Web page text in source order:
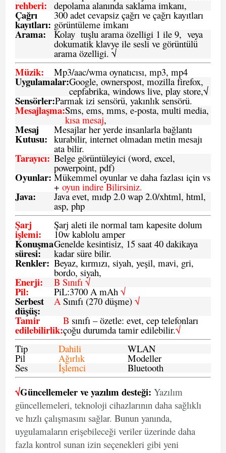
rehberi: depolama alanında saklama imkanı,
Çağrı
kayıtları:
300 adet cevapsiz çağrı ve çağrı kayıtları
görüntüleme imkanı
Arama: Kolay tuşlu arama özelligi 1 ile 9, veya
dokumatik klavye ile sesli ve görüntülü
arama özelligi. √
Müzik: Mp3/aac/wma oynatıcısı, mp3, mp4
Uygulamalar:Google, ownerspost, mozilla firefox,
cepfabrika, windows live, play store,√
Sensörler:Parmak izi sensörü, yakınlık sensörü.
Mesajlaşma:Sms, ems, mms, e-posta, multi media,
kısa mesaj,
Mesaj
Kutusu:
Mesajlar her yerde insanlarla bağlantı
kurabilir, internet olmadan metin mesajı
ata bilir.
Tarayıcı: Belge görüntüleyici (word, excel,
powerpoint, pdf)
Oyunlar: Mükemmel oyunlar ve daha fazlası için vs
+ oyun indire Bilirsiniz.
Java: Java evet, mıdp 2.0 wap 2.0/xhtml, html,
asp, php
Şarj
işlemi:
Şarj aleti ile normal tam kapesite dolum
10w kablolu amper
Konuşma
süresi:
Genelde kesintisiz, 15 saat 40 dakikaya
kadar süre bilir.
Renkler: Beyaz, kırmızı, siyah, yeşil, mavi, gri,
bordo, siyah,
Enerji: B Sınıfı √
Pil: PiL:3700 A mAh √
Serbest
düşüş:
ASınıfı (270 düşme) √
Tamir
edilebilirlik:
B sınıfı – özetle: evet, cep telefonları
çoğu durumda tamir edilebilir.√
Tip
Dahili WLAN
Pil Ağırlık Modeller
Ses İşlemci Bluetooth
√Güncellemeler ve yazılım desteği: Yazılım
güncellemeleri, teknoloji cihazlarının daha sağlıklı
ve hızlı çalışmasını sağlar. Bunun yanında,
uygulamaların erişebileceği veriler üzerinde daha
fazla kontrol sunan izin seçenekleri gibi yeni